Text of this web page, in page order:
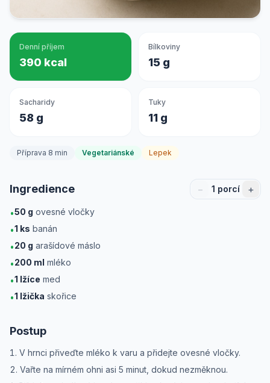
Denní příjem
390 kcal
Bílkoviny
15 g
Sacharidy
58 g
Tuky
11 g
Příprava 8 min Vegetariánské Lepek
Ingredience − 1 porcí +
•50 g ovesné vločky
•1 ks banán
•20 g arašídové máslo
•200 ml mléko
•1 lžíce med
•1 lžička skořice
Postup
V hrnci přiveďte mléko k varu a přidejte ovesné vločky.
Vařte na mírném ohni asi 5 minut, dokud nezměknou.